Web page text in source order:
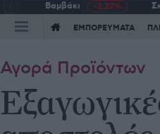
Βαμβάκι -2,37%
ΕΜΠΟΡΕΥΜΑΤΑ
Αγορά Προϊόντων